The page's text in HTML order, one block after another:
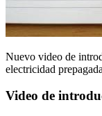
Nuevo video de
electricidad prepagada
Video de